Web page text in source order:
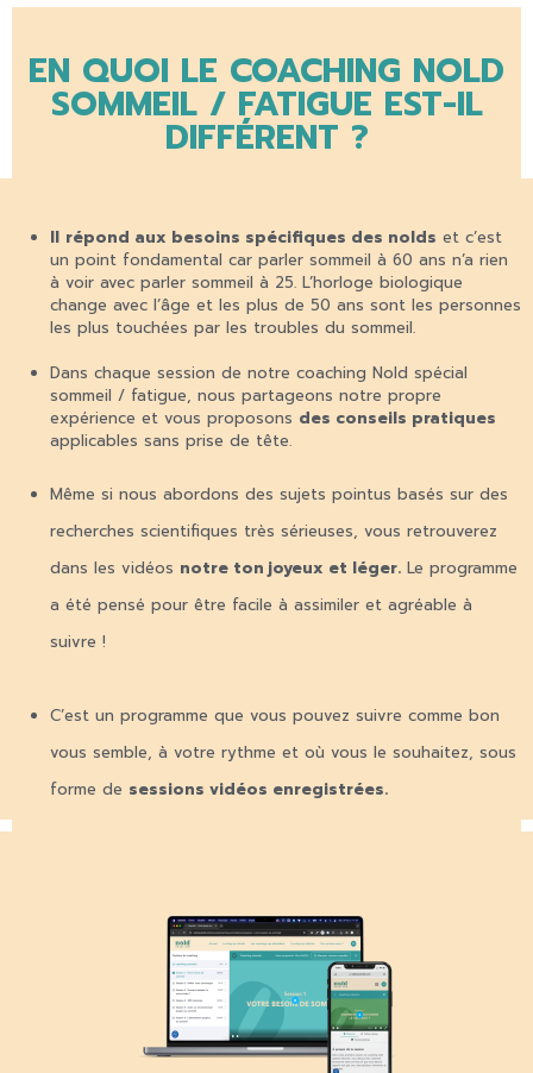
EN QUOI LE COACHING NOLD
SOMMEIL / FATIGUE EST-IL
DIFFÉRENT ?
Il répond aux besoins spécifiques des nolds et c’est
un point fondamental car parler sommeil à 60 ans n’a rien
à voir avec parler sommeil à 25. L’horloge biologique
change avec l’âge et les plus de 50 ans sont les personnes
les plus touchées par les troubles du sommeil.
Dans chaque session de notre coaching Nold spécial
sommeil / fatigue, nous partageons notre propre
expérience et vous proposons des conseils pratiques
applicables sans prise de tête.
Même si nous abordons des sujets pointus basés sur des
recherches scientifiques très sérieuses, vous retrouverez
dans les vidéos notre ton joyeux et léger. Le programme
a été pensé pour être facile à assimiler et agréable à
suivre !
C’est un programme que vous pouvez suivre comme bon
vous semble, à votre rythme et où vous le souhaitez, sous
forme de sessions vidéos enregistrées.